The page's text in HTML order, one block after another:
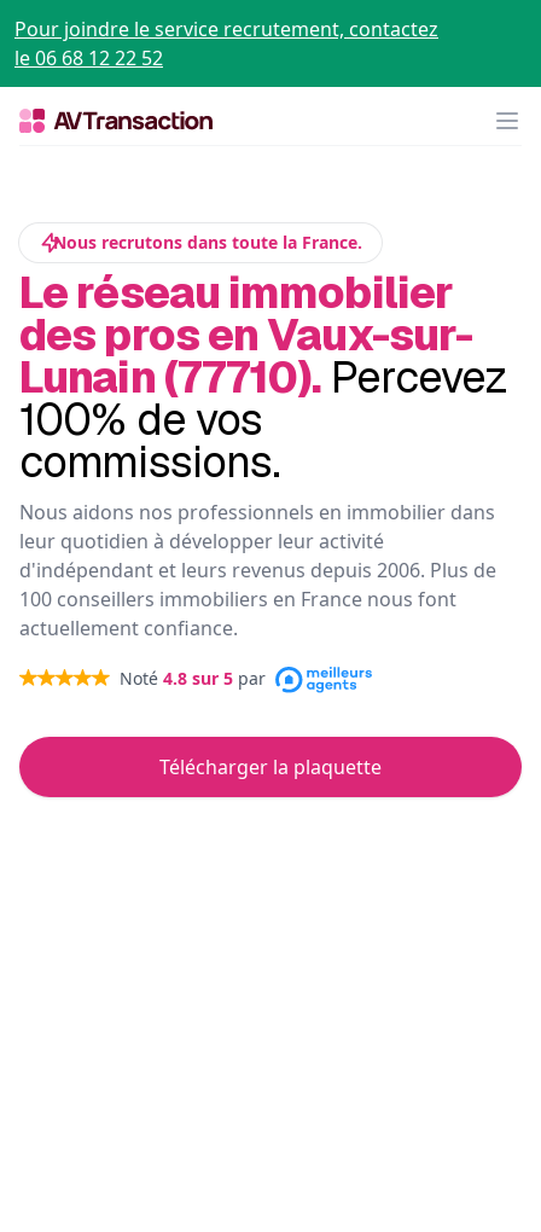
Pour joindre le service recrutement, contactez
le 06 68 12 22 52
Nous recrutons dans toute la France.
Le réseau immobilier
des pros en Vaux-sur-
Lunain (77710). Percevez
100% de vos
commissions.
Nous aidons nos professionnels en immobilier dans
leur quotidien à développer leur activité
d'indépendant et leurs revenus depuis 2006. Plus de
100 conseillers immobiliers en France nous font
actuellement confiance.
Noté 4.8 sur 5 par
Télécharger la plaquette